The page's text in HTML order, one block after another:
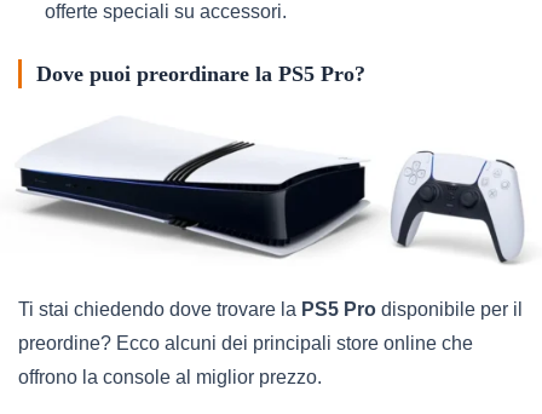
offerte speciali su accessori.
Dove puoi preordinare la PS5 Pro?
Ti stai chiedendo dove trovare la PS5 Pro disponibile per il
preordine? Ecco alcuni dei principali store online che
offrono la console al miglior prezzo.